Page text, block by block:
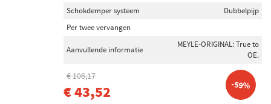
Schokdemper systeem
Dubbelpijp
Per twee vervangen
Aanvullende informatie
MEYLE-ORIGINAL: True to
OE.
€ 106,17
€ 43,52 -59%